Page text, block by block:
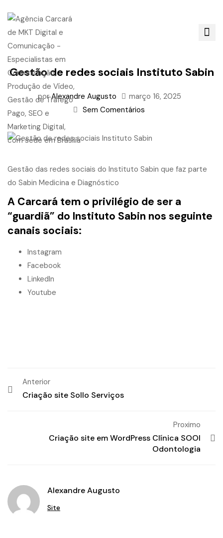
Gestão de redes sociais Instituto Sabin
por Alexandre Augusto
março 16, 2025
Sem Comentários
Gestão das redes sociais do Instituto Sabin que faz parte
do Sabin Medicina e Diagnóstico
A Carcará tem o privilégio de ser a
“guardiã” do Instituto Sabin nos seguinte
canais sociais:
Instagram
Facebook
LinkedIn
Youtube
Anterior
Criação site Sollo Serviços
Proximo
Criação site em WordPress Clínica SOOI
Odontologia
Alexandre Augusto
Site